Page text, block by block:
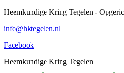
Spring
content
Heemkundige Kring Tegelen -
info@hktegelen.nl
Facebook
Heemkundige Kring Tegelen